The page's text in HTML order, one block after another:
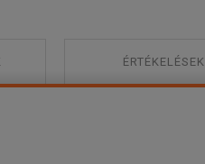
ÉRTÉKELÉSEK